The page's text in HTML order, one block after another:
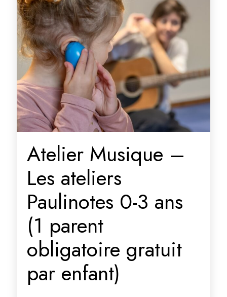
Atelier Musique –
Les ateliers
Paulinotes 0-3 ans
(1 parent
obligatoire gratuit
par enfant)